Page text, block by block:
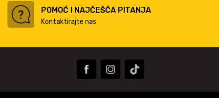
POMOĆ I NAJČEŠĆA PITANJA
Kontaktirajte nas